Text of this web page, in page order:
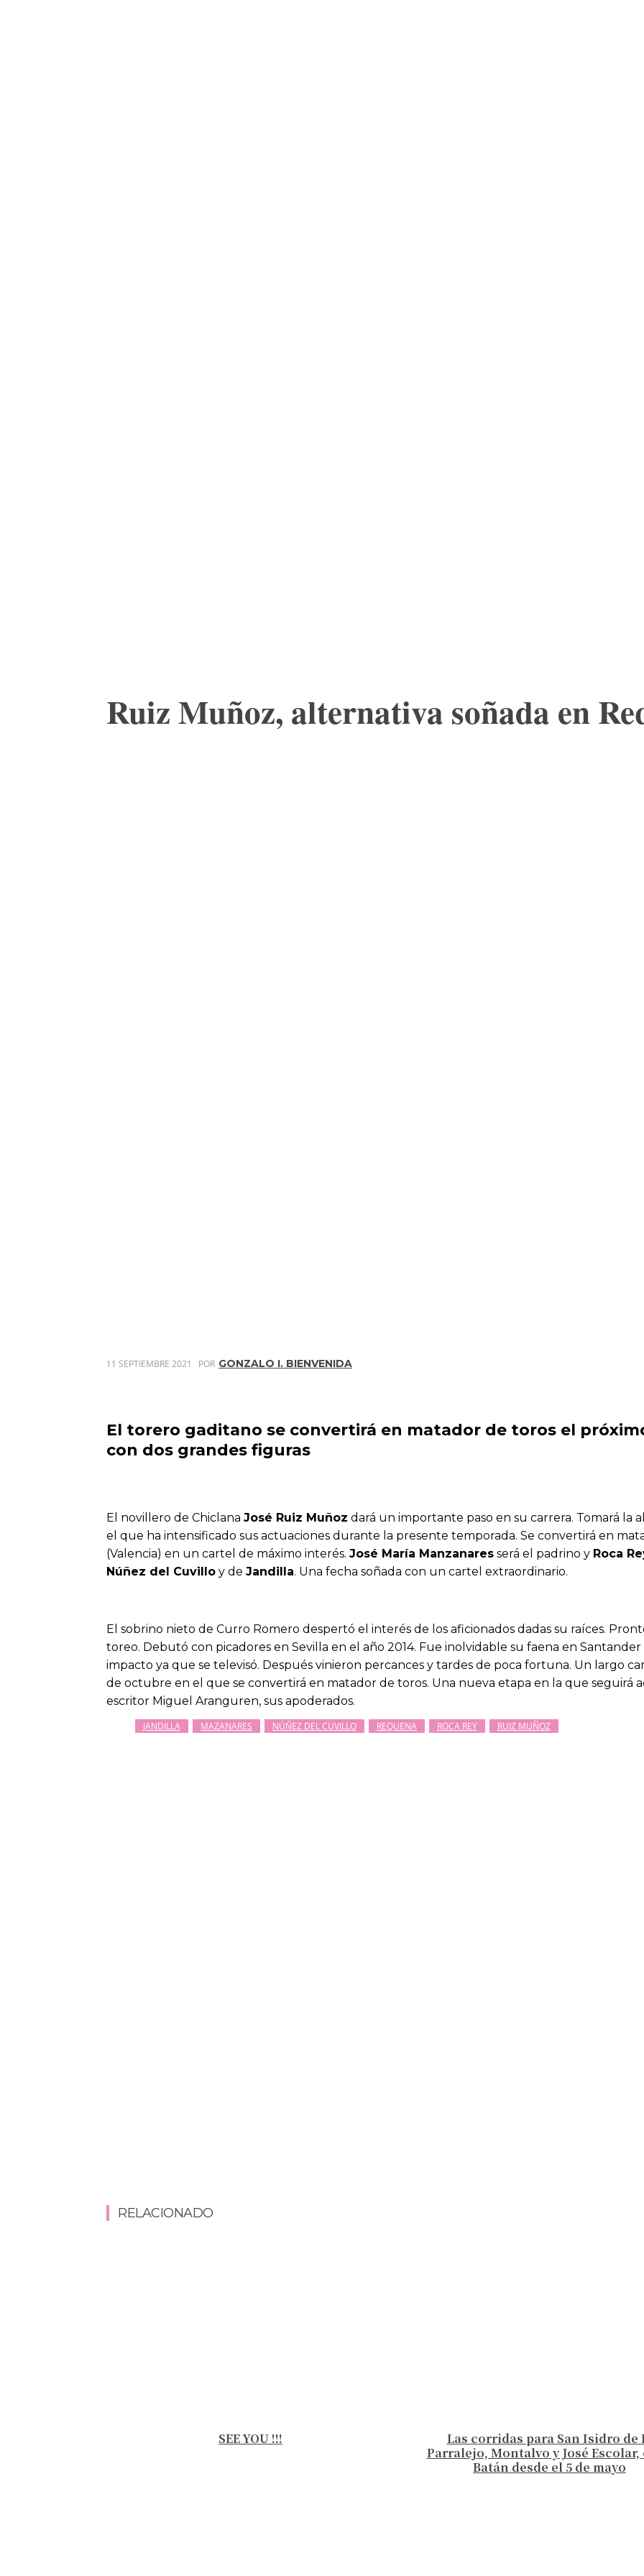
Ruiz Muñoz, alternativa soñada en
11 SEPTIEMBRE 2021 POR GONZALO I. BIENVENIDA
El torero gaditano se convertirá en matador de toros el
con dos grandes figuras
El novillero de Chiclana José Ruiz Muñoz dará un importante paso en su carrera. Tomará
el que ha intensificado sus actuaciones durante la presente temporada. Se convertirá en
(Valencia) en un cartel de máximo interés. José María Manzanares será el padrino y Roca
Núñez del Cuvillo y de Jandilla. Una fecha soñada con un cartel extraordinario.
El sobrino nieto de Curro Romero despertó el interés de los aficionados dadas su raíces.
toreo. Debutó con picadores en Sevilla en el año 2014. Fue inolvidable su faena en
impacto ya que se televisó. Después vinieron percances y tardes de poca fortuna. Un largo
de octubre en el que se convertirá en matador de toros. Una nueva etapa en la que seguirá
escritor Miguel Aranguren, sus apoderados.
JANDILLA MAZANARES NÚÑEZ DEL CUVILLO REQUENA ROCA REY RUIZ MUÑOZ
RELACIONADO
SEE YOU !!!
Las corridas para San Isidro de
Parralejo, Montalvo y José Escolar,
Batán desde el 5 de mayo